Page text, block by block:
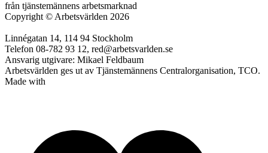
från tjänstemännens arbetsmarknad
Copyright©Arbetsvärlden 2026
Linnégatan 14, 114 94 Stockholm
Telefon 08-782 93 12, red@arbetsvarlden.se
Ansvarig utgivare: Mikael Feldbaum
Arbetsvärlden ges ut av Tjänstemännens Centralorganisation, TCO.
Made with